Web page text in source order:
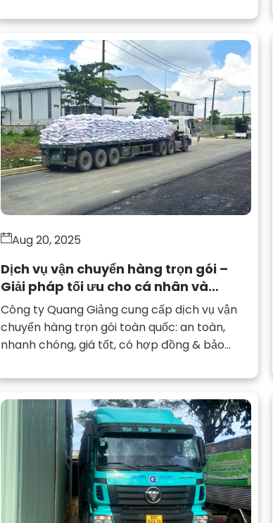
Aug 20, 2025
Dịch vụ vận chuyển hàng trọn gói –
Giải pháp tối ưu cho cá nhân và
doanh nghiệp
Công ty Quang Giảng cung cấp dịch vụ vận
chuyển hàng trọn gói toàn quốc: an toàn,
nhanh chóng, giá tốt, có hợp đồng & bảo